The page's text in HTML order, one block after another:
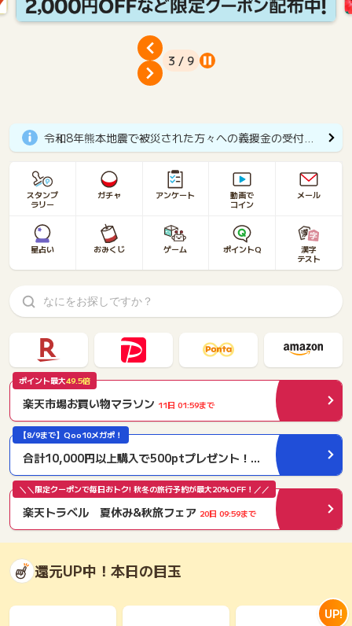
3 / 9
スタンプ
ラリー
ガチャ アンケート
動画で
コイン
メール
星占い おみくじ ゲーム ポイントQ
漢字
テスト
ポイント最大49.5倍
楽天市場お買い物マラソン 11日 01:59まで
【8/9まで】Qoo10メガポ！
合計10,000円以上購入で500ptプレゼント！？ あと2日
＼＼限定クーポンで毎日おトク! 秋冬の旅行予約が最大20%OFF！／／
楽天トラベル 夏休み&秋旅フェア 20日 09:59まで
還元UP中！本日の目玉
UP!